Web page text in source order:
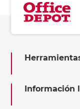
Información